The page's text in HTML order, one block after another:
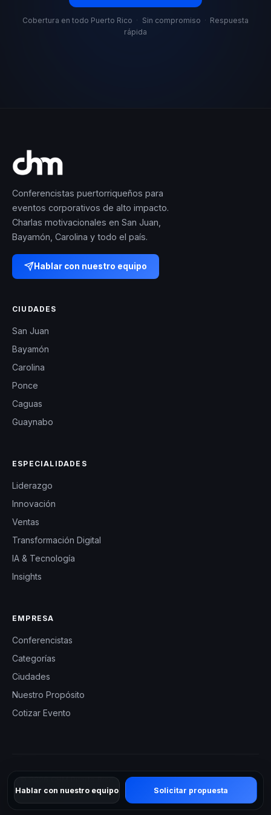
Cobertura en todo Puerto Rico · Sin compromiso · Respuesta
rápida
Hablar con nuestro equipo Solicitar propuesta
Conferencistas puertorriqueños para
eventos corporativos de alto impacto.
Charlas motivacionales en San Juan,
Bayamón, Carolina y todo el país.
Hablar con nuestro equipo
CIUDADES
San Juan
Bayamón
Carolina
Ponce
Caguas
Guaynabo
ESPECIALIDADES
Liderazgo
Innovación
Ventas
Transformación Digital
IA & Tecnología
Insights
EMPRESA
Conferencistas
Categorías
Ciudades
Nuestro Propósito
Cotizar Evento
© 2026 CHM Puerto Rico — Charlas Motivacionales en Puerto
Rico. Todos los derechos reservados.